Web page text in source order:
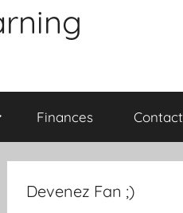
Finances Contact
Devenez Fan ;)